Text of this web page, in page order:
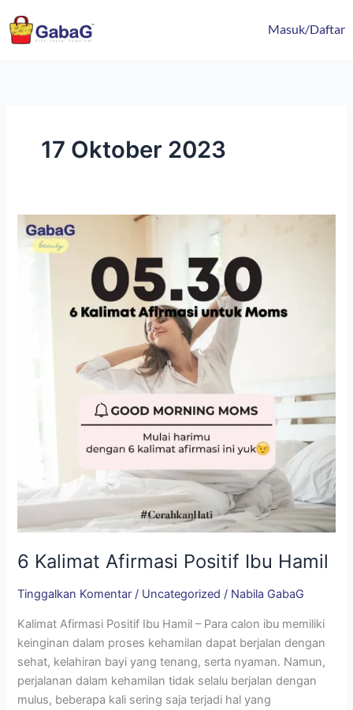
ke
konten
Masuk/Daftar
17 Oktober 2023
6 Kalimat Afirmasi Positif Ibu Hamil
Tinggalkan Komentar / Uncategorized / Nabila GabaG
Kalimat Afirmasi Positif Ibu Hamil – Para calon ibu memiliki
keinginan dalam proses kehamilan dapat berjalan dengan
sehat, kelahiran bayi yang tenang, serta nyaman. Namun,
perjalanan dalam kehamilan tidak selalu berjalan dengan
mulus, beberapa kali sering saja terjadi hal yang
Kalimat